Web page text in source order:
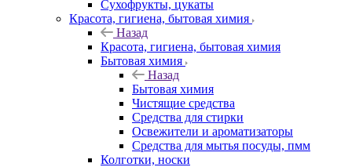
Сухофрукты, цукаты
Красота, гигиена, бытовая химия
Назад
Красота, гигиена, бытовая химия
Бытовая химия
Назад
Бытовая химия
Чистящие средства
Средства для стирки
Освежители и ароматизаторы
Средства для мытья посуды, пмм
Колготки, носки